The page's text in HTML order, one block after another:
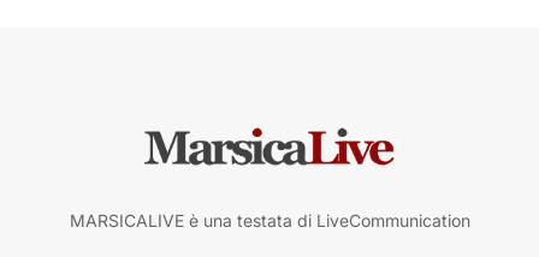
MARSICALIVE è una testata di LiveCommunication